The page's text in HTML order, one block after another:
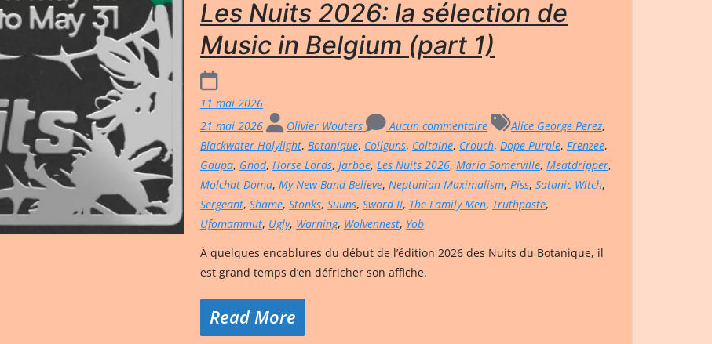
Les Nuits 2026: la sélection de
Music in Belgium (part 1)
11 mai 2026
21 mai 2026
Olivier Wouters Aucun commentaire Alice George Perez,
Blackwater Holylight, Botanique, Coilguns, Coltaine, Crouch, Dope Purple, Frenzee,
Gaupa, Gnod, Horse Lords, Jarboe, Les Nuits 2026, Maria Somerville, Meatdripper,
Molchat Doma, My New Band Believe, Neptunian Maximalism, Piss, Satanic Witch,
Sergeant, Shame, Stonks, Suuns, Sword II, The Family Men, Truthpaste,
Ufomammut, Ugly, Warning, Wolvennest, Yob
À quelques encablures du début de l’édition 2026 des Nuits du Botanique, il
est grand temps d’en défricher son affiche.
Read More